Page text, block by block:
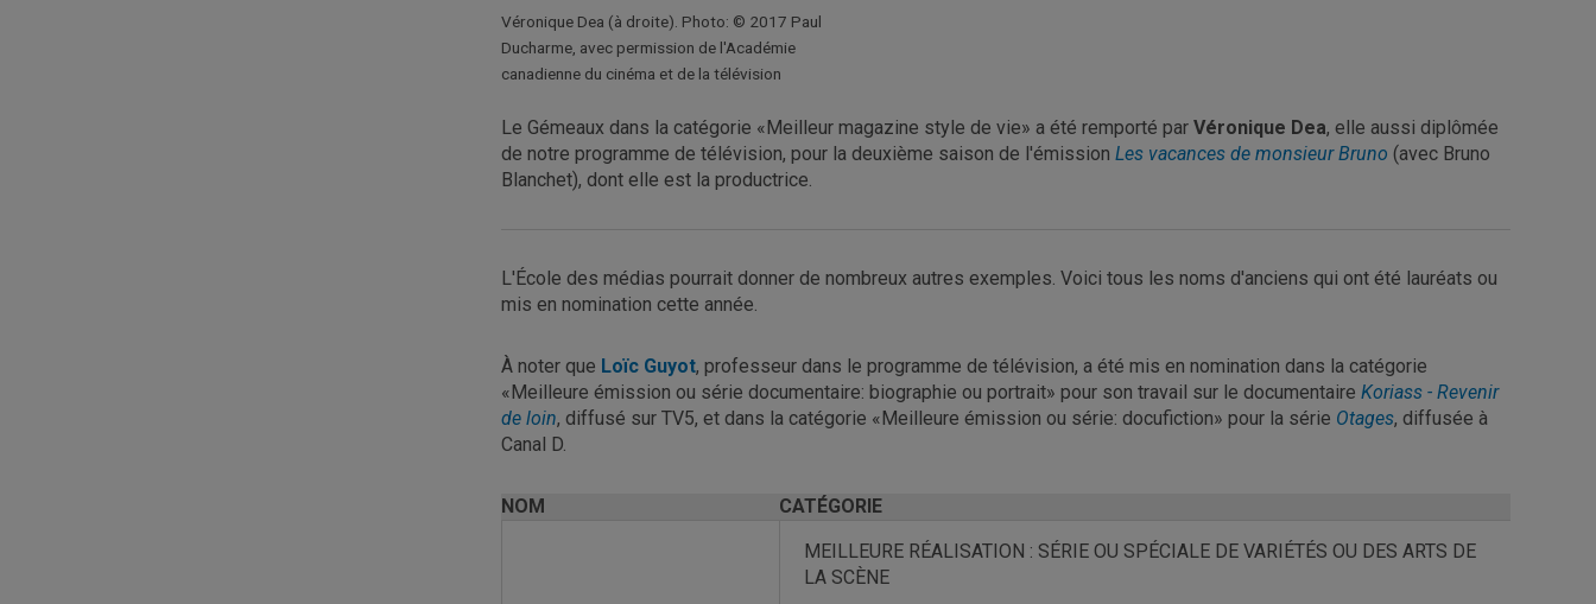
Véronique Dea (à droite). Photo: © 2017 Paul
Ducharme, avec permission de l'Académie
canadienne du cinéma et de la télévision
Le Gémeaux dans la catégorie «Meilleur magazine style de vie» a été remporté par Véronique Dea, elle aussi diplômée
de notre programme de télévision, pour la deuxième saison de l'émission Les vacances de monsieur Bruno (avec Bruno
Blanchet), dont elle est la productrice.
L'École des médias pourrait donner de nombreux autres exemples. Voici tous les noms d'anciens qui ont été lauréats ou
mis en nomination cette année.
À noter que Loïc Guyot, professeur dans le programme de télévision, a été mis en nomination dans la catégorie
«Meilleure émission ou série documentaire: biographie ou portrait» pour son travail sur le documentaire Koriass - Revenir
de loin, diffusé sur TV5, et dans la catégorie «Meilleure émission ou série: docufiction» pour la série Otages, diffusée à
Canal D.
NOM CATÉGORIE
MEILLEURE RÉALISATION : SÉRIE OU SPÉCIALE DE VARIÉTÉS OU DES ARTS DE
LA SCÈNE